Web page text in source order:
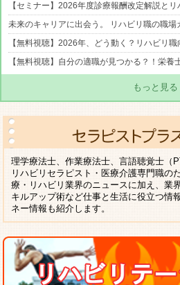
【セミナー】2026年度診療報酬改定解説と
未来のキャリアに出会う。 リハビリ職の職場
【無料視聴】2026年、どう動く？リハビリ
【無料視聴】自分の適職が見つかる？！栄養
もっと見る
理学療法士、作業療法士、言語聴覚士
リハビリセラピスト・医療介護専門職の
療・リハビリ業界のニュースに加え、業
キルアップ術など仕事と生活に役立つ
ネー情報も紹介します。